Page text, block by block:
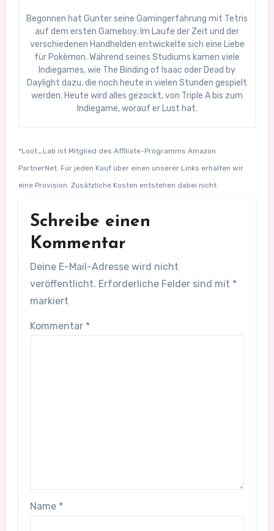
Begonnen hat Gunter seine Gamingerfahrung mit Tetris
auf dem ersten Gameboy. Im Laufe der Zeit und der
verschiedenen Handhelden entwickelte sich eine Liebe
für Pokèmon. Während seines Studiums kamen viele
Indiegames, wie The Binding of Isaac oder Dead by
Daylight dazu, die noch heute in vielen Stunden gespielt
werden. Heute wird alles gezockt, von Triple A bis zum
Indiegame, worauf er Lust hat.
*Loot_Lab ist Mitglied des Afﬁliate-Programms Amazon
PartnerNet. Für jeden Kauf über einen unserer Links erhalten wir
eine Provision. Zusätzliche Kosten entstehen dabei nicht.
Schreibe einen
Kommentar
Deine E-Mail-Adresse wird nicht
veröffentlicht. Erforderliche Felder sind mit *
markiert
Kommentar *
Name *